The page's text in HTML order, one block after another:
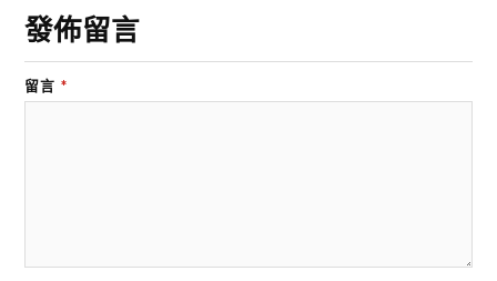
發佈留言
留言 *